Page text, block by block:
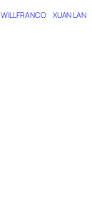
WILL FRANCO XUAN LAN